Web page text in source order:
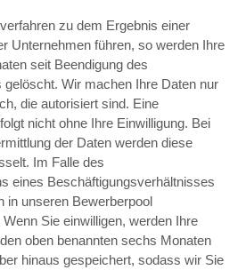
zu dem Ergebnis einer
Unternehmen führen, so werden Ihre
seit Beendigung des
Wir machen Ihre Daten nur
die autorisiert sind. Eine
nicht ohne Ihre Einwilligung. Bei
der Daten werden diese
Im Falle des
eines Beschäftigungsverhältnisses
in unseren Bewerberpool
Sie einwilligen, werden Ihre
oben benannten sechs Monaten
hinaus gespeichert, sodass wir Sie